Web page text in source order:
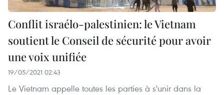
Conflit israélo-palestinien: le Vietnam
soutient le Conseil de sécurité pour avoir
une voix unifiée
19/05/2021 02:43
Le Vietnam appelle toutes les parties à s'unir dans la